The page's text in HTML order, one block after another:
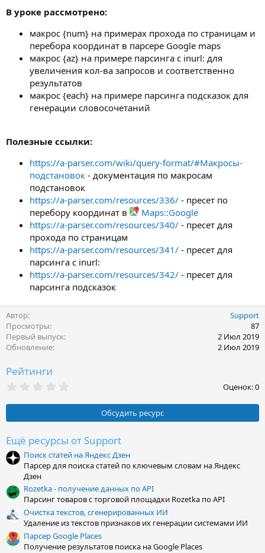
В уроке рассмотрено:
макрос {num} на примерах прохода по страницам и
перебора координат в парсере Google maps
макрос {az} на примере парсинга с inurl: для
увеличения кол-ва запросов и соответственно
результатов
макрос {each} на примере парсинга подсказок для
генерации словосочетаний
Полезные ссылки:
https://a-parser.com/wiki/query-format/#Макросы-
подстановок - документация по макросам
подстановок
https://a-parser.com/resources/336/ - пресет по
перебору координат в
Maps::Google
https://a-parser.com/resources/340/ - пресет для
прохода по страницам
https://a-parser.com/resources/341/ - пресет для
парсинга с inurl:
https://a-parser.com/resources/342/ - пресет для
парсинга подсказок
Автор
Support
Просмотры
87
Первый выпуск
2 Июл 2019
Обновление
2 Июл 2019
Рейтинги
0
з
ё
з
д
Оценок: 0
Обсудить ресурс
Ещё ресурсы от Support
Поиск статей на Яндекс Дзен
Парсер для поиска статей по ключевым словам на Яндекс
Дзен
Rozetka - получение данных по API
Парсинг товаров с торговой площадки Rozetka по API
Очистка текстов, сгенерированных ИИ
Удаление из текстов признаков их генерации системами ИИ
Парсер Google Places
Получение результатов поиска на Google Places